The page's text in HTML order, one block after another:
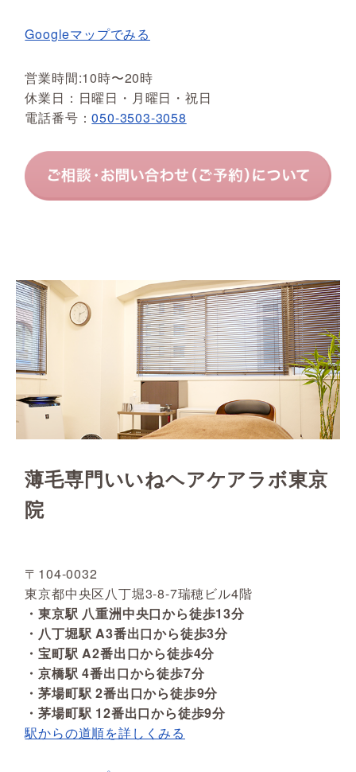
Googleマップでみる
営業時間:10時〜20時
休業日：日曜日・月曜日・祝日
電話番号：050-3503-3058
薄毛専門いいねヘアケアラボ東京
院
〒104-0032
東京都中央区八丁堀3-8-7瑞穂ビル4階
・東京駅 八重洲中央口から徒歩13分
・八丁堀駅 A3番出口から徒歩3分
・宝町駅 A2番出口から徒歩4分
・京橋駅 4番出口から徒歩7分
・茅場町駅 2番出口から徒歩9分
・茅場町駅 12番出口から徒歩9分
駅からの道順を詳しくみる